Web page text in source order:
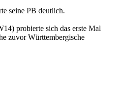
seine PB deutlich.
probierte sich das erste Mal
zuvor Württembergische